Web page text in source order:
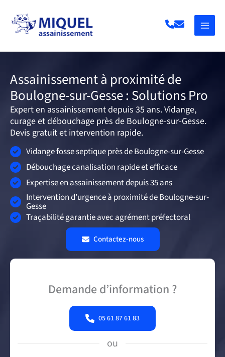
contenu
Assainissement à proximité de
Boulogne-sur-Gesse : Solutions Pro
Expert en assainissement depuis 35 ans. Vidange,
curage et débouchage près de Boulogne-sur-Gesse.
Devis gratuit et intervention rapide.
Vidange fosse septique près de Boulogne-sur-Gesse
Débouchage canalisation rapide et efficace
Expertise en assainissement depuis 35 ans
Intervention d’urgence à proximité de Boulogne-sur-
Gesse
Traçabilité garantie avec agrément préfectoral
Contactez-nous
Demande d’information ?
05 61 87 61 83
ou